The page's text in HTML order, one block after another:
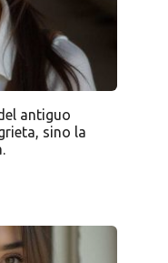
antiguo
sino la